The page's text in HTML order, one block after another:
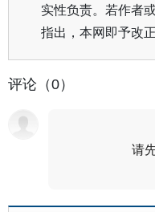
实性负责。若作者
指出，本网即予改正
评论（0）
请